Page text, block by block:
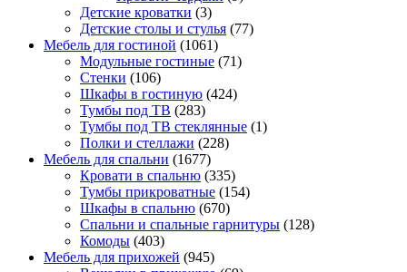
Детские кроватки (3)
Детские столы и стулья (77)
Мебель для гостиной (1061)
Модульные гостиные (71)
Стенки (106)
Шкафы в гостиную (424)
Тумбы под ТВ (283)
Тумбы под ТВ стеклянные (1)
Полки и стеллажи (228)
Мебель для спальни (1677)
Кровати в спальню (335)
Тумбы прикроватные (154)
Шкафы в спальню (670)
Спальни и спальные гарнитуры (128)
Комоды (403)
Мебель для прихожей (945)